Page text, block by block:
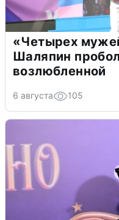
«Четырех
Шаляпин
возлюбленной
6 августа 105